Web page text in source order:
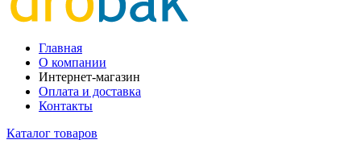
Главная
О компании
Интернет-магазин
Оплата и доставка
Контакты
Каталог товаров